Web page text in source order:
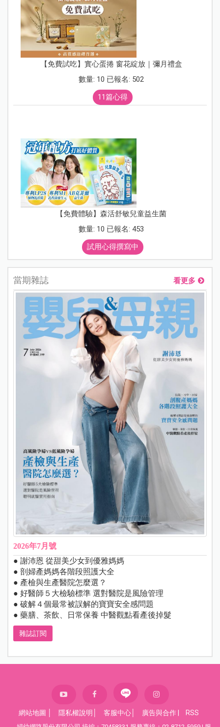
【免費試吃】實心蛋捲 窗花綻放｜彌月禮盒
數量: 10 已報名: 502
11篇心得
【免費體驗】森活舒敏兒童益生菌
數量: 10 已報名: 453
試用心得撰寫中
當期雜誌 看更多
2026年7月號
● 謝沛恩 從甜美少女到優雅媽媽
● 剖婦產媽媽各階段照護大全
● 產檢與生產醫院怎麼選？
● 好醫師５大檢驗標準 選對醫院是風險管理
● 破解４個最常被誤解的寶寶安全感問題
● 藥膳、茶飲、日常保養 中醫觀點看產後掉髮
雜誌訂閱
網站地圖 隱私權說明 客服中心 廣告與合作 RSS